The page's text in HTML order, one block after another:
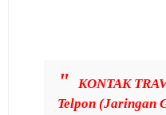
KONTAK
Telpon (Jaringan